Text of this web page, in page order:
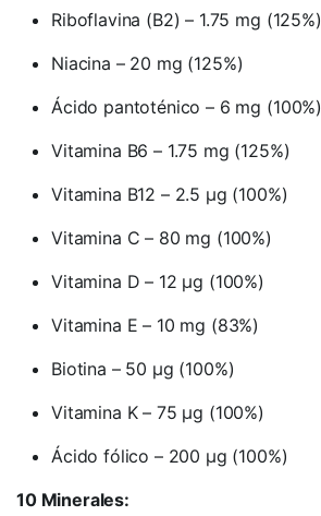
Riboflavina (B2) – 1.75 mg (125%)
Niacina – 20 mg (125%)
Ácido pantoténico – 6 mg (100%)
Vitamina B6 – 1.75 mg (125%)
Vitamina B12 – 2.5 µg (100%)
Vitamina C – 80 mg (100%)
Vitamina D – 12 µg (100%)
Vitamina E – 10 mg (83%)
Biotina – 50 µg (100%)
Vitamina K – 75 µg (100%)
Ácido fólico – 200 µg (100%)
10 Minerales: